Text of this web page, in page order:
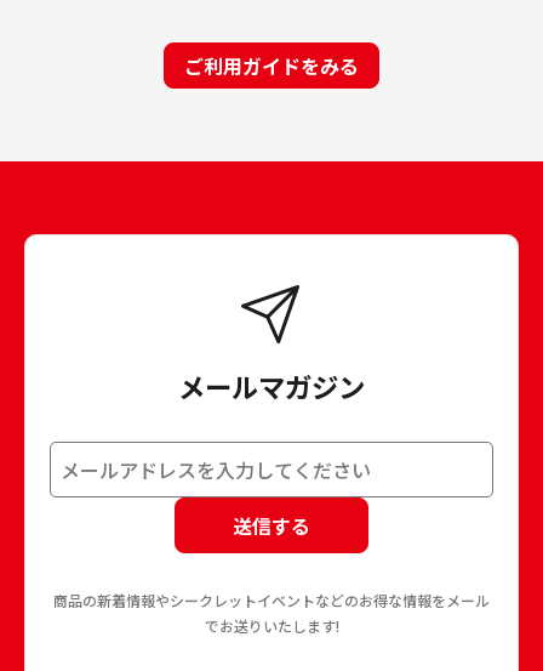
ご利用ガイドをみる
メールマガジン
送信する
商品の新着情報やシークレットイベントなどのお得な情報をメール
でお送りいたします!